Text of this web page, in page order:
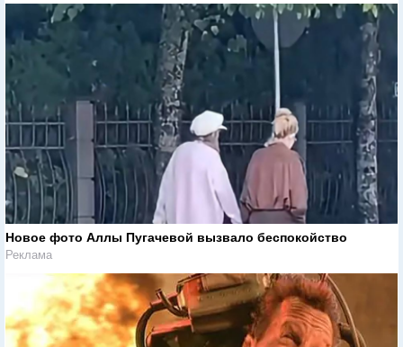
Новое фото Аллы Пугачевой вызвало беспокойство
Реклама